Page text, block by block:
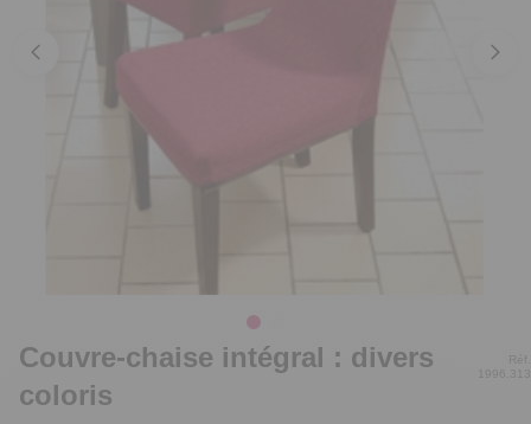
Couvre-chaise intégral : divers
coloris
Réf.
1996.313